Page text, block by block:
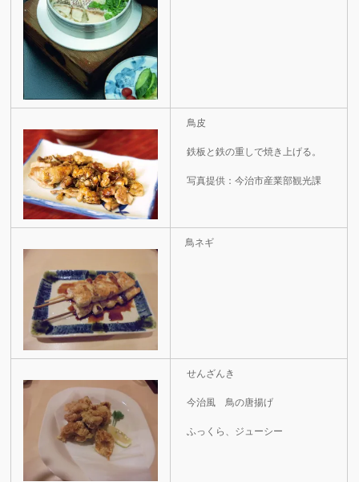
鳥皮
鉄板と鉄の重しで焼き上げる。
写真提供：今治市産業部観光課
鳥ネギ
せんざんき
今治風 鳥の唐揚げ
ふっくら、ジューシー